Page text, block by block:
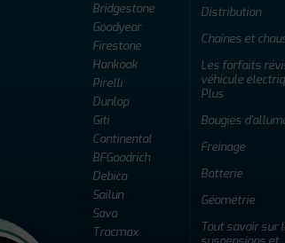
Bridgestone
Goodyear
Firestone
Hankook
Pirelli
Dunlop
Giti
Continental
BFGoodrich
Debica
Sailun
Sava
Tracmax
Distribution
Chaînes et
Les forfaits
véhicule
Plus
Bougies
Freinage
Batterie
Géométrie
Tout savoir sur